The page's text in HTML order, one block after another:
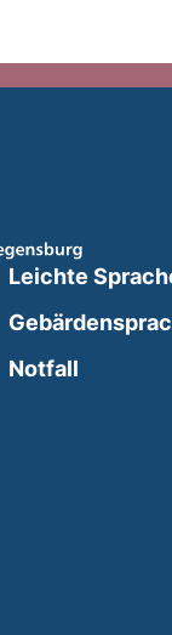
window)
Leichte
Notfall